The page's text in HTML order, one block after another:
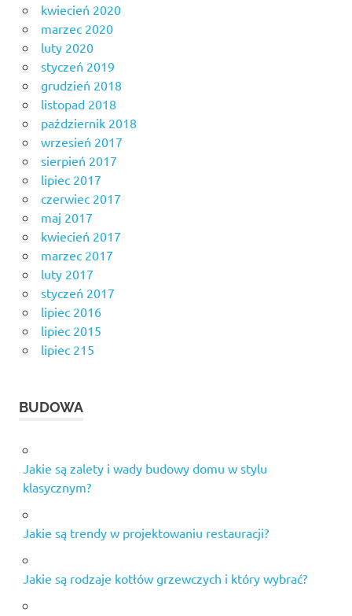
kwiecień 2020
marzec 2020
luty 2020
styczeń 2019
grudzień 2018
listopad 2018
październik 2018
wrzesień 2017
sierpień 2017
lipiec 2017
czerwiec 2017
maj 2017
kwiecień 2017
marzec 2017
luty 2017
styczeń 2017
lipiec 2016
lipiec 2015
lipiec 215
BUDOWA
Jakie są zalety i wady budowy domu w stylu
klasycznym?
Jakie są trendy w projektowaniu restauracji?
Jakie są rodzaje kotłów grzewczych i który wybrać?